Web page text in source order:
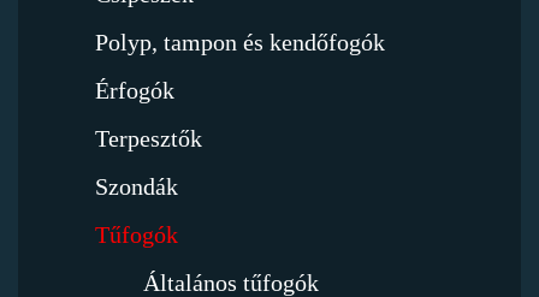
Polyp, tampon és kendőfogók
Érfogók
Terpesztők
Szondák
Tűfogók
Általános tűfogók